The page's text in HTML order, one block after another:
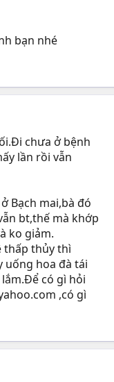
bạn nhé
chưa ở bệnh
lần rồi vẫn
Bạch mai,bà đó
bt,thế mà khớp
ko giảm.
thấp thủy thì
uống hoa đà tái
có gì hỏi
,có gì